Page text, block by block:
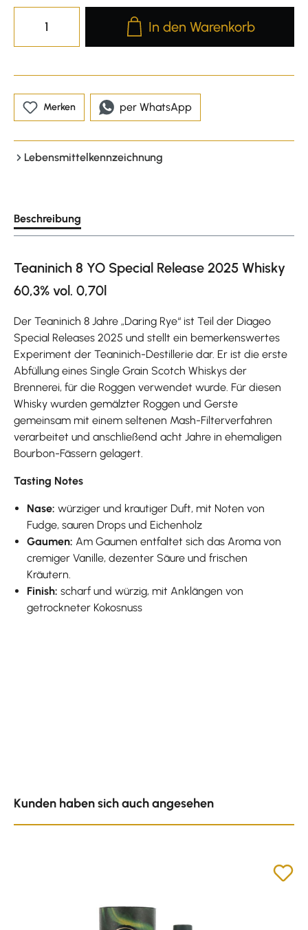
Produkt Anzahl: Gib den
In den Warenkorb
Merken per WhatsApp
Lebensmittelkennzeichnung
Beschreibung
Teaninich 8 YO Special Release 2025 Whisky
60,3% vol. 0,70l
Der Teaninich 8 Jahre „Daring Rye“ ist Teil der Diageo
Special Releases 2025 und stellt ein bemerkenswertes
Experiment der Teaninich-Destillerie dar. Er ist die erste
Abfüllung eines Single Grain Scotch Whiskys der
Brennerei, für die Roggen verwendet wurde. Für diesen
Whisky wurden gemälzter Roggen und Gerste
gemeinsam mit einem seltenen Mash-Filterverfahren
verarbeitet und anschließend acht Jahre in ehemaligen
Bourbon-Fässern gelagert.
Tasting Notes
Nase: würziger und krautiger Duft, mit Noten von
Fudge, sauren Drops und Eichenholz
Gaumen: Am Gaumen entfaltet sich das Aroma von
cremiger Vanille, dezenter Säure und frischen
Kräutern.
Finish: scharf und würzig, mit Anklängen von
getrockneter Kokosnuss
Kunden haben sich auch angesehen